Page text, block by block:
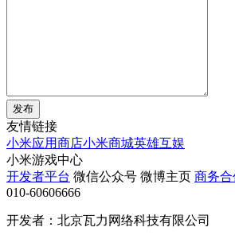
发布
友情链接
小米应用商店小米商城英雄互娱
小米游戏中心
开发者平台 微信公众号 微博主页 商务合
010-60606666
开发者：北京瓦力网络科技有限公司